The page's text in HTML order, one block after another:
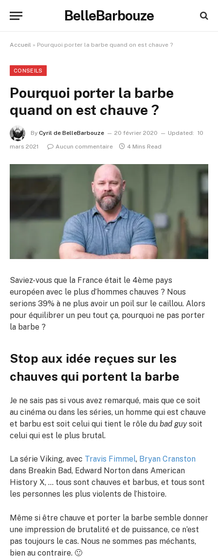
BelleBarbouze
Accueil » Pourquoi porter la barbe quand on est chauve ?
CONSEILS
Pourquoi porter la barbe
quand on est chauve ?
By Cyril de BelleBarbouze 20 février 2020 Updated: 10
mars 2021
Aucun commentaire 4 Mins Read
Saviez-vous que la France était le 4ème pays
européen avec le plus d’hommes chauves ? Nous
serions 39% à ne plus avoir un poil sur le caillou. Alors
pour équilibrer un peu tout ça, pourquoi ne pas porter
la barbe ?
Stop aux idée reçues sur les
chauves qui portent la barbe
Je ne sais pas si vous avez remarqué, mais que ce soit
au cinéma ou dans les séries, un homme qui est chauve
et barbu est soit celui qui tient le rôle du bad guysoit
celui qui est le plus brutal.
La série Viking, avec Travis Fimmel, Bryan Cranston
dans Breakin Bad, Edward Norton dans American
History X, … tous sont chauves et barbus, et tous sont
les personnes les plus violents de l’histoire.
Même si être chauve et porter la barbe semble donner
une impression de brutalité et de puissance, ce n’est
pas toujours le cas. Nous ne sommes pas méchants,
bien au contraire. 🙂